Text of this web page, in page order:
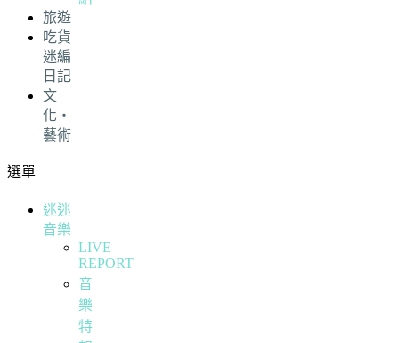
旅遊
吃貨
迷編
日記
文
化・
藝術
選單
迷迷
音樂
LIVE
REPORT
音
樂
特